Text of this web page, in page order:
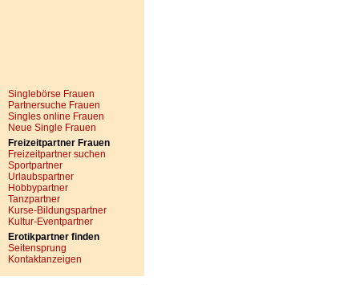
Singlebörse Frauen
Partnersuche Frauen
Singles online Frauen
Neue Single Frauen
Freizeitpartner Frauen
Freizeitpartner suchen
Sportpartner
Urlaubspartner
Hobbypartner
Tanzpartner
Kurse-Bildungspartner
Kultur-Eventpartner
Erotikpartner finden
Seitensprung
Kontaktanzeigen